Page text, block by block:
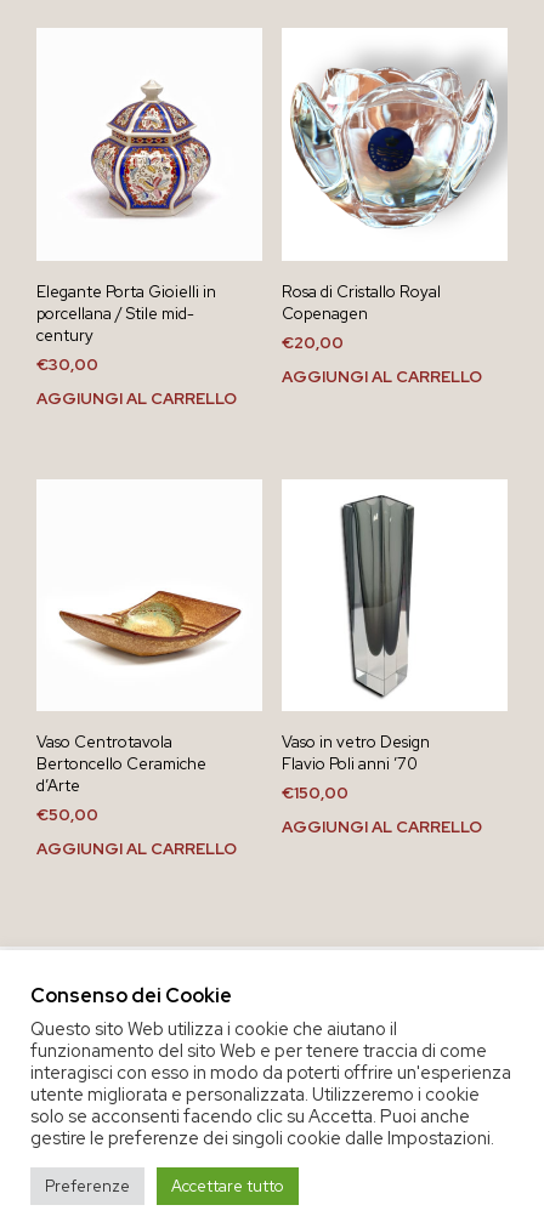
Elegante Porta Gioielli in
porcellana / Stile mid-
century
€30,00
AGGIUNGI AL CARRELLO
Rosa di Cristallo Royal
Copenagen
€20,00
AGGIUNGI AL CARRELLO
Vaso Centrotavola
Bertoncello Ceramiche
d’Arte
€50,00
AGGIUNGI AL CARRELLO
Vaso in vetro Design
Flavio Poli anni ’70
€150,00
AGGIUNGI AL CARRELLO
COPYRIGHT 2020 COOP. SOC. OFFICINA 68 |
TERMINI E CONDIZIONI DEL SERVIZIO|
Consenso dei Cookie
Questo sito Web utilizza i cookie che aiutano il
funzionamento del sito Web e per tenere traccia di come
interagisci con esso in modo da poterti offrire un'esperienza
utente migliorata e personalizzata. Utilizzeremo i cookie
solo se acconsenti facendo clic su Accetta. Puoi anche
gestire le preferenze dei singoli cookie dalle Impostazioni.
Preferenze Accettare tutto